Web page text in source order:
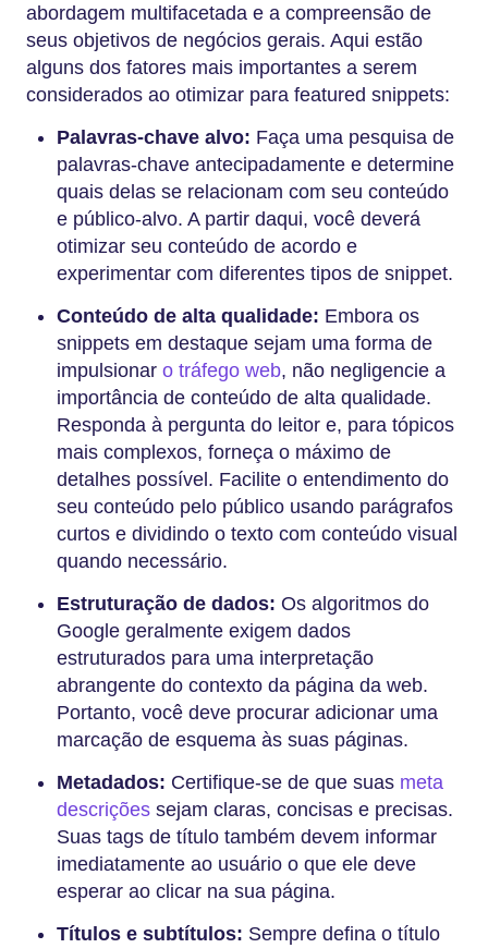
abordagem multifacetada e a compreensão de
seus objetivos de negócios gerais. Aqui estão
alguns dos fatores mais importantes a serem
considerados ao otimizar para featured snippets:
Palavras-chave alvo: Faça uma pesquisa de
palavras-chave antecipadamente e determine
quais delas se relacionam com seu conteúdo
e público-alvo. A partir daqui, você deverá
otimizar seu conteúdo de acordo e
experimentar com diferentes tipos de snippet.
Conteúdo de alta qualidade: Embora os
snippets em destaque sejam uma forma de
impulsionar o tráfego web, não negligencie a
importância de conteúdo de alta qualidade.
Responda à pergunta do leitor e, para tópicos
mais complexos, forneça o máximo de
detalhes possível. Facilite o entendimento do
seu conteúdo pelo público usando parágrafos
curtos e dividindo o texto com conteúdo visual
quando necessário.
Estruturação de dados: Os algoritmos do
Google geralmente exigem dados
estruturados para uma interpretação
abrangente do contexto da página da web.
Portanto, você deve procurar adicionar uma
marcação de esquema às suas páginas.
Metadados: Certifique-se de que suas meta
descrições sejam claras, concisas e precisas.
Suas tags de título também devem informar
imediatamente ao usuário o que ele deve
esperar ao clicar na sua página.
Títulos e subtítulos: Sempre defina o título